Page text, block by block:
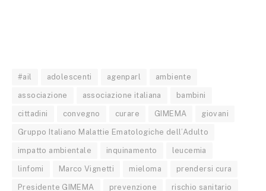
#ail adolescenti agenparl ambiente
associazione associazione italiana bambini
cittadini convegno curare GIMEMA giovani
Gruppo Italiano Malattie Ematologiche dell’Adulto
impatto ambientale inquinamento leucemia
linfomi Marco Vignetti mieloma prendersi cura
Presidente GIMEMA prevenzione rischio sanitario